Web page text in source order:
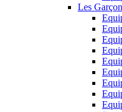
Les